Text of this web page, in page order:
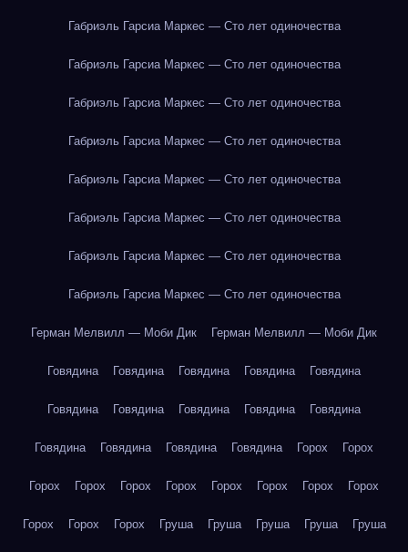
Габриэль Гарсиа Маркес — Сто лет одиночества
Габриэль Гарсиа Маркес — Сто лет одиночества
Габриэль Гарсиа Маркес — Сто лет одиночества
Габриэль Гарсиа Маркес — Сто лет одиночества
Габриэль Гарсиа Маркес — Сто лет одиночества
Габриэль Гарсиа Маркес — Сто лет одиночества
Габриэль Гарсиа Маркес — Сто лет одиночества
Габриэль Гарсиа Маркес — Сто лет одиночества
Герман Мелвилл — Моби Дик Герман Мелвилл — Моби Дик
Говядина Говядина Говядина Говядина Говядина
Говядина Говядина Говядина Говядина Говядина
Говядина Говядина Говядина Говядина Горох Горох
Горох Горох Горох Горох Горох Горох Горох Горох
Горох Горох Горох Груша Груша Груша Груша Груша